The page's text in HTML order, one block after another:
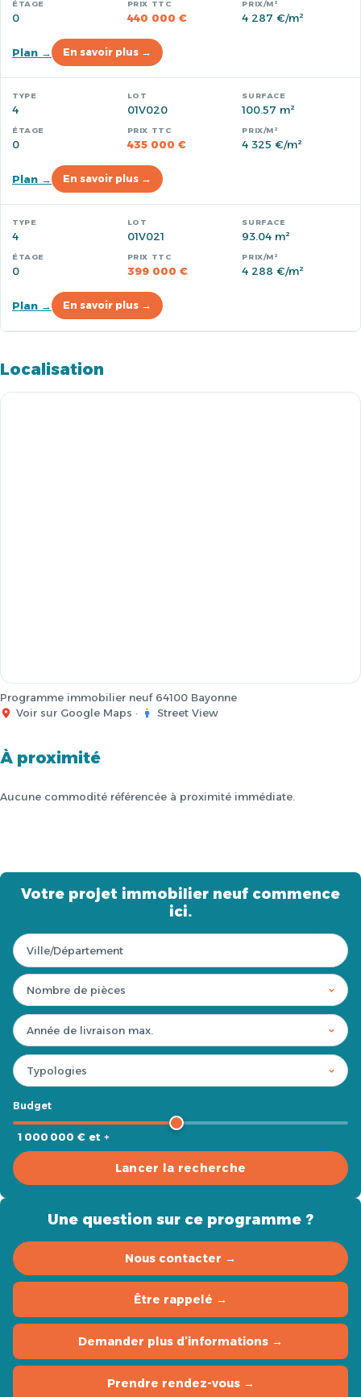
0 440 000 € 4 287 €/m²
Plan → En savoir plus →
4 01V020 100.57 m²
0 435 000 € 4 325 €/m²
Plan → En savoir plus →
4 01V021 93.04 m²
0 399 000 € 4 288 €/m²
Plan → En savoir plus →
Localisation
Programme immobilier neuf 64100 Bayonne
Voir sur Google Maps · Street View
À proximité
Aucune commodité référencée à proximité immédiate.
Votre projet immobilier neuf commence
ici.
Budget
1 000 000 € et +
Lancer la recherche
Une question sur ce programme ?
Nous contacter →
Être rappelé →
Demander plus d’informations →
Prendre rendez-vous →